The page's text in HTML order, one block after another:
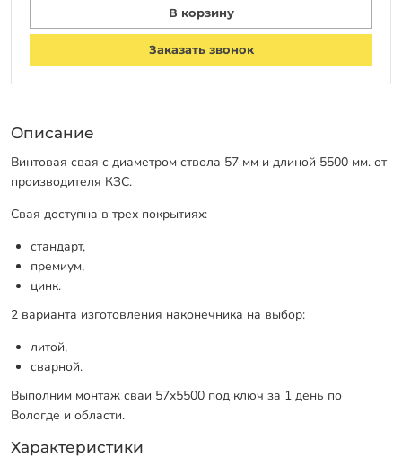
В корзину
Заказать звонок
Описание
Винтовая свая с диаметром ствола 57 мм и длиной 5500 мм. от
производителя КЗС.
Свая доступна в трех покрытиях:
стандарт,
премиум,
цинк.
2 варианта изготовления наконечника на выбор:
литой,
сварной.
Выполним монтаж сваи 57х5500 под ключ за 1 день по
Вологде и области.
Характеристики